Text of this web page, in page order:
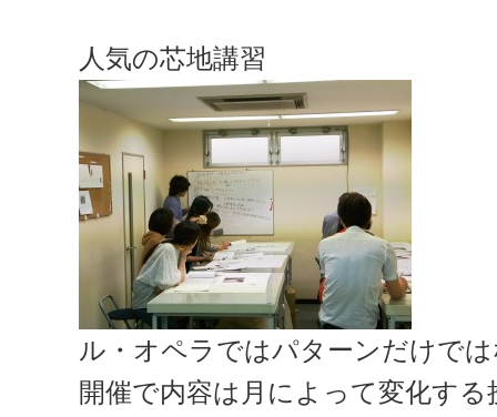
人気の芯地講習
ル・オペラではパターンだけで
開催で内容は月によって変化す